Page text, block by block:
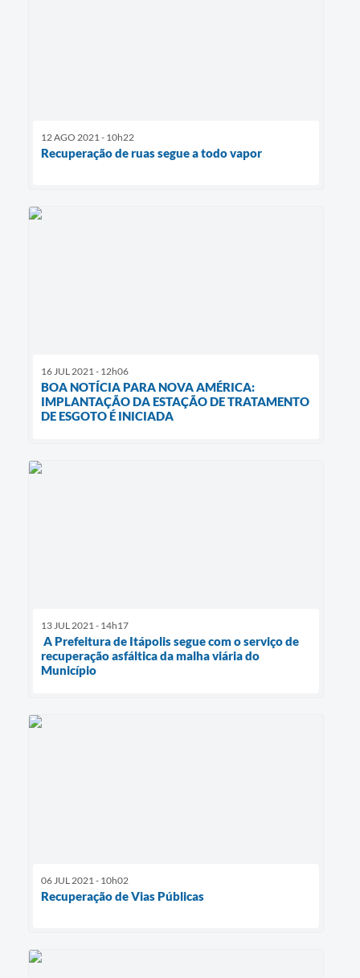
12 AGO 2021 - 10h22
Recuperação de ruas segue a todo vapor
16 JUL 2021 - 12h06
BOA NOTÍCIA PARA NOVA AMÉRICA:
IMPLANTAÇÃO DA ESTAÇÃO DE TRATAMENTO
DE ESGOTO É INICIADA
13 JUL 2021 - 14h17
A Prefeitura de Itápolis segue com o serviço de
recuperação asfáltica da malha viária do
Município
06 JUL 2021 - 10h02
Recuperação de Vias Públicas